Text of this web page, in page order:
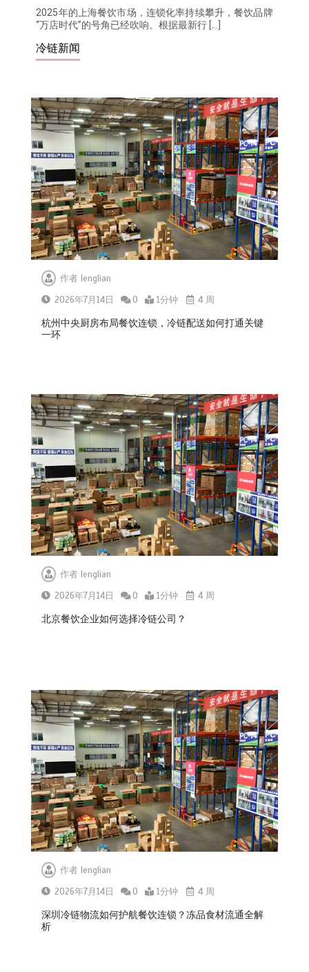
2025年的上海餐饮市场，连锁化率持续攀升，餐饮品牌
“万店时代”的号角已经吹响。根据最新行 […]
冷链新闻
作者lenglian
2026年7月14日
0 1分钟 4 周
杭州中央厨房布局餐饮连锁，冷链配送如何打通关键
一环
作者lenglian
2026年7月14日
0 1分钟 4 周
北京餐饮企业如何选择冷链公司？
作者 lenglian
2026年7月14日
0 1分钟 4 周
深圳冷链物流如何护航餐饮连锁？冻品食材流通全解
析